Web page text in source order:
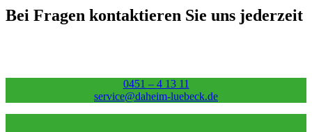
Bei Fragen kontaktieren Sie uns jederzeit
0451 – 4 13 11
service@daheim-luebeck.de